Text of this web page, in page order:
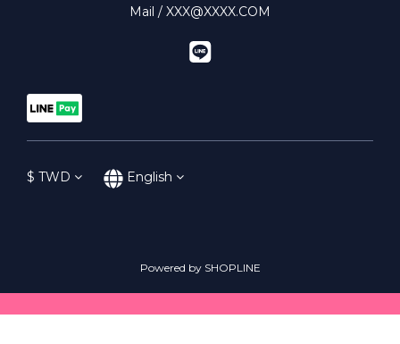
Mail / XXX@XXXX.COM
$ TWD English
Powered by SHOPLINE